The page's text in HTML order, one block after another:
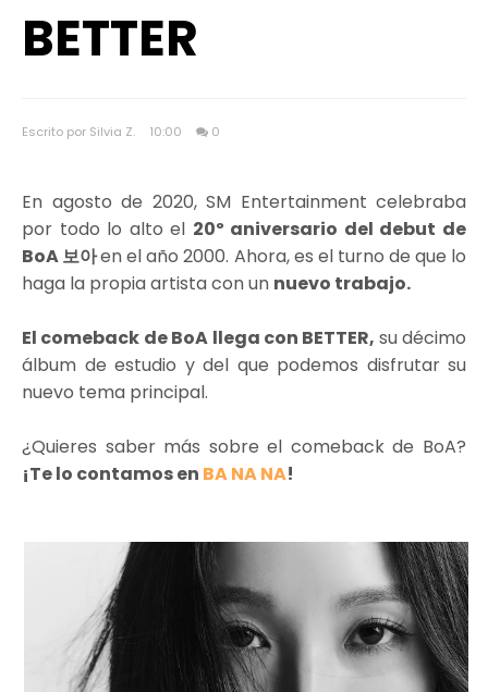
BETTER
Escrito por Silvia Z. 10:00 0
En agosto de 2020, SM Entertainment celebraba
por todo lo alto el 20º aniversario del debut de
BoA 보아en el año 2000. Ahora, es el turno de que lo
haga la propia artista con un nuevo trabajo.
El comeback de BoA llega con BETTER, su décimo
álbum de estudio y del que podemos disfrutar su
nuevo tema principal.
¿Quieres saber más sobre el comeback de BoA?
¡Te lo contamos en BA NA NA!